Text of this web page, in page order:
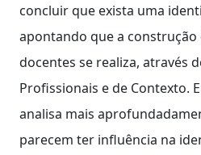
concluir que exista uma
apontando que a
docentes se realiza, através
Profissionais e de Contexto.
analisa mais
parecem ter influência na